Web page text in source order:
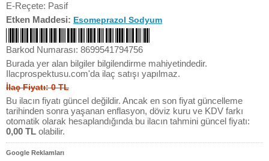
E-Reçete: Pasif
Etken Maddesi: Esomeprazol Sodyum
Barkod Numarası: 8699541794756
Burada yer alan bilgiler bilgilendirme mahiyetindedir.
Ilacprospektusu.com'da ilaç satışı yapılmaz.
İlaç Fiyatı: 0 TL
Bu ilacın fiyatı güncel değildir. Ancak en son fiyat güncelleme
tarihinden sonra yaşanan enflasyon, döviz kuru ve KDV farkı
otomatik olarak hesaplandığında bu ilacın tahmini güncel fiyatı:
0,00 TL olabilir.
Google Reklamları